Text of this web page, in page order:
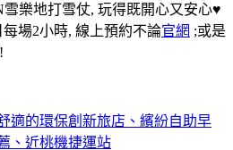
樂地打雪仗, 玩得既開心又安心♥
場2小時, 線上預約不論官網 ;或是
適的環保創新旅店、繽紛自助早
、近桃機捷運站